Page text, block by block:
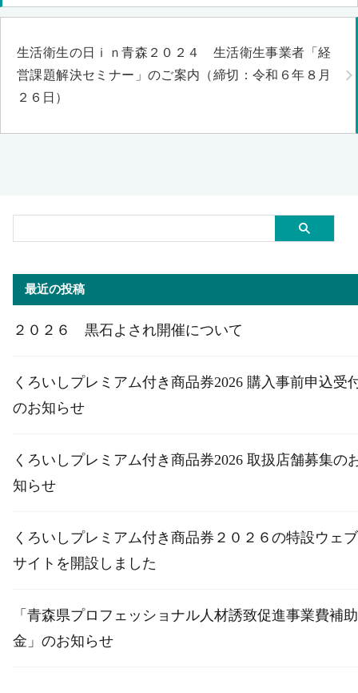
生活衛生の日ｉｎ青森２０２４ 生活衛生事業者「経
営課題解決セミナー」のご案内（締切：令和６年８月
２６日）
最近の投稿
２０２６ 黒石よされ開催について
くろいしプレミアム付き商品券2026 購入事前申込受
のお知らせ
くろいしプレミアム付き商品券2026 取扱店舗募集の
知らせ
くろいしプレミアム付き商品券２０２６の特設ウェブ
サイトを開設しました
「青森県プロフェッショナル人材誘致促進事業費補助
金」のお知らせ